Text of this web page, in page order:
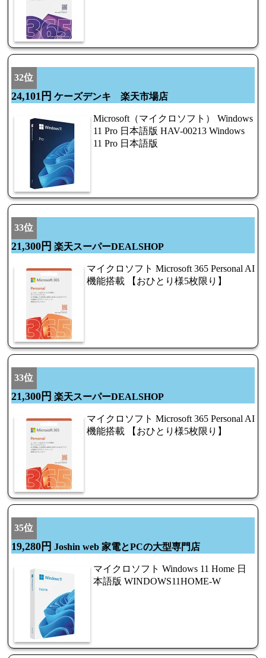
32位
24,101円 ケーズデンキ 楽天市場店
Microsoft（マイクロソフト） Windows
11 Pro 日本語版 HAV-00213 Windows
11 Pro 日本語版
33位
21,300円 楽天スーパーDEALSHOP
マイクロソフト Microsoft 365 Personal AI
機能搭載 【おひとり様5枚限り】
33位
21,300円 楽天スーパーDEALSHOP
マイクロソフト Microsoft 365 Personal AI
機能搭載 【おひとり様5枚限り】
35位
19,280円 Joshin web 家電とPCの大型専門店
マイクロソフト Windows 11 Home 日
本語版 WINDOWS11HOME-W